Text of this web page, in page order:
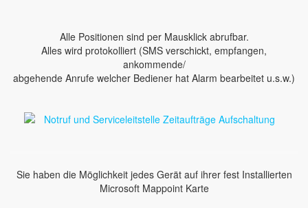
Alle Positionen sind per Mausklick abrufbar.
Alles wird protokolliert (SMS verschickt, empfangen,
ankommende/
abgehende Anrufe welcher Bediener hat Alarm bearbeitet u.s.w.)
Sie haben die Möglichkeit jedes Gerät auf ihrer fest Installierten
Microsoft Mappoint Karte